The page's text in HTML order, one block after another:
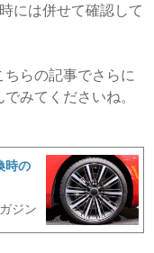
には併せて確認して
らの記事でさらに
みてくださいね。
時の
ジン